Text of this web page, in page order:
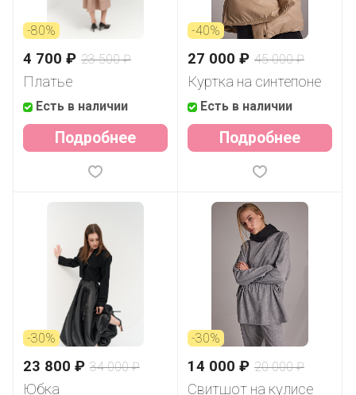
-80%
4 700 ₽ 23 500 ₽
Платье
Есть в наличии
Подробнее
-40%
27 000 ₽ 45 000 ₽
Куртка на синтепоне
Есть в наличии
Подробнее
-30%
23 800 ₽ 34 000 ₽
Юбка
-30%
14 000 ₽ 20 000 ₽
Свитшот на кулисе